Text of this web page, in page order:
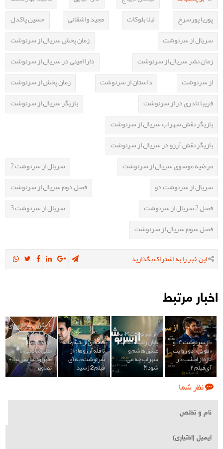
پوریا پورسرخ
لیلا بلوکات مجید واشقانی
حسین پاکدل
سریال از سرنوشت
زمان پخش سریال از سرنوشت
زمان نشر سریال از سرنوشت
دارا امینی در سریال از سرنوشت
از سرنوشت
داستان از سرنوشت
زمان پخش از سرنوشت
فریبا نادری در از سرنوشت
بازیگر سریال از سرنوشت
بازیگر نقش سهراب سریال از سرنوشت
بازیگر نقش آرزو در سریال از سرنوشت
مرضیه موسوی سریال از سرنوشت
سریال از سرنوشت 2
سریال از سرنوشت دو
فصل دوم سریال از سرنوشت
فصل 2 سریال از سرنوشت
سریال از سرنوشت 3
فصل سوم سریال از سرنوشت
این خبر را به اشتراک بگذارید
اخبار مرتبط
«از سرنوشت ۴» و
«طوبی»؛ دو روایت
تازه از امشب در
آی‌فیلم ۲
«از سرنوشت ۳» به
پایان رسید؛ عاقبت
عشق هاشم و
سهراب چه می
شود؟!
قصه‌ای از یتیم‌خانه
تا قله آرزوها؛ «از
سرنوشت» به آی
فیلم 2 رسید
بازیگران سریال های
آی فیلم 2 وقتی
کودک بودند؛ از
«علی صادقی» تا
«مهراوه شریفی نیا»+
تصاویر
نظر شما